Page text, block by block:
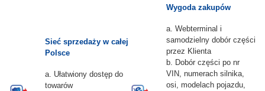
Sieć sprzedaży w całej
Polsce
a. Ułatwiony dostęp do
towarów
Wygoda zakupów
a. Webterminal i
samodzielny dobór części
przez Klienta
b. Dobór części po nr
VIN, numerach silnika,
osi, modelach pojazdu,